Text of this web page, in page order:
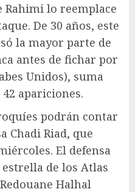
Rahimi lo reemplace
De 30 años, este
la mayor parte de
antes de fichar por
Unidos), suma
apariciones.
podrán contar
Chadi Riad, que
El defensa
estrella de los Atlas
Halhal